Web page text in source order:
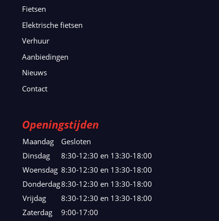
Fietsen
Elektrische fietsen
Verhuur
Aanbiedingen
Nieuws
Contact
Openingstijden
Maandag
Gesloten
Dinsdag
8:30-12:30 en 13:30-18:00
Woensdag 8:30-12:30 en 13:30-18:00
Donderdag8:30-12:30 en 13:30-18:00
Vrijdag
8:30-12:30 en 13:30-18:00
Zaterdag
9:00-17:00